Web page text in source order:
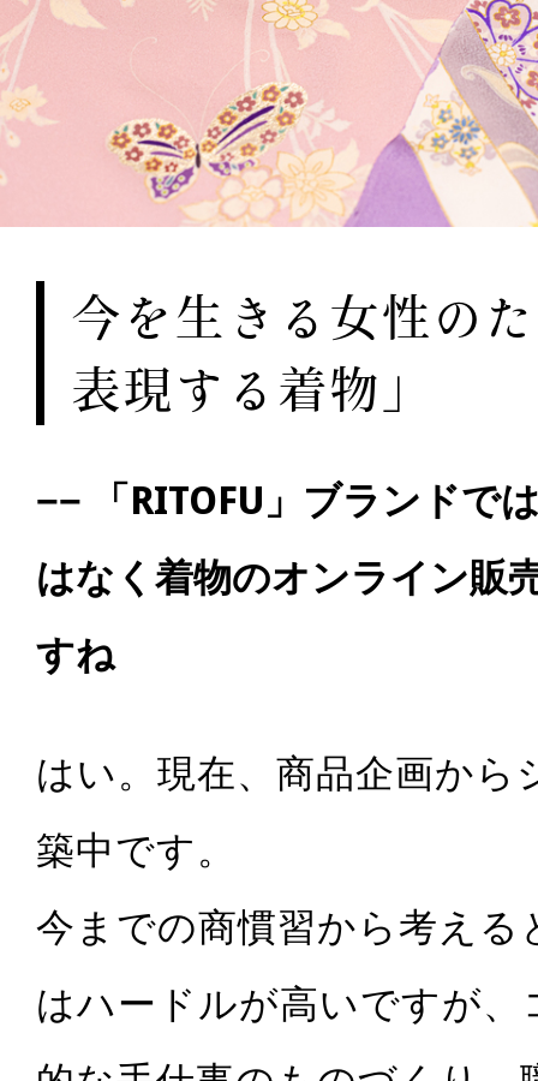
今を生きる女性の
表現する着物」
−− 「RITOFU」ブランドで
はなく着物のオンライン販
すね
はい。現在、商品企画か
築中です。
今までの商慣習から考え
はハードルが高いですが、